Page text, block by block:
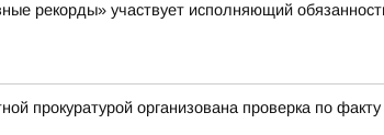
рекорды» участвует исполняющий
прокуратурой организована проверка по